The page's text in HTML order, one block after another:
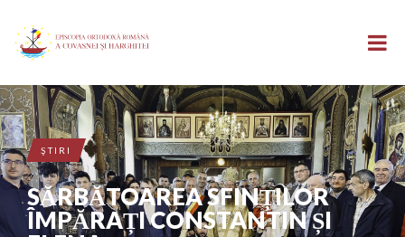
ŞTIRI
SĂRBĂTOAREA SFINȚILOR
ÎMPĂRAȚI CONSTANTIN ȘI